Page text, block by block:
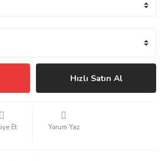
Hızlı Satın Al
Et Yorum Yaz